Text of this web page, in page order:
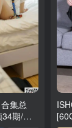
集总
期/花